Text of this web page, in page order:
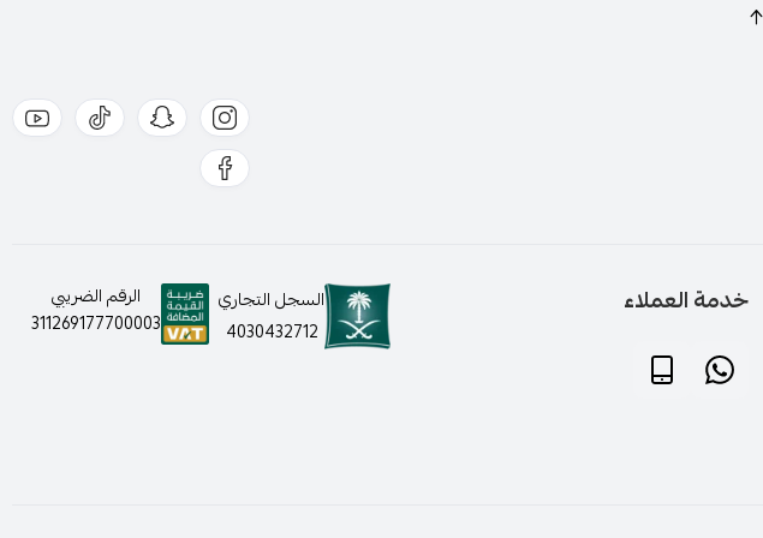
خدمة العملاء
السجل التجاري
4030432712
الرقم الضريبي
311269177700003